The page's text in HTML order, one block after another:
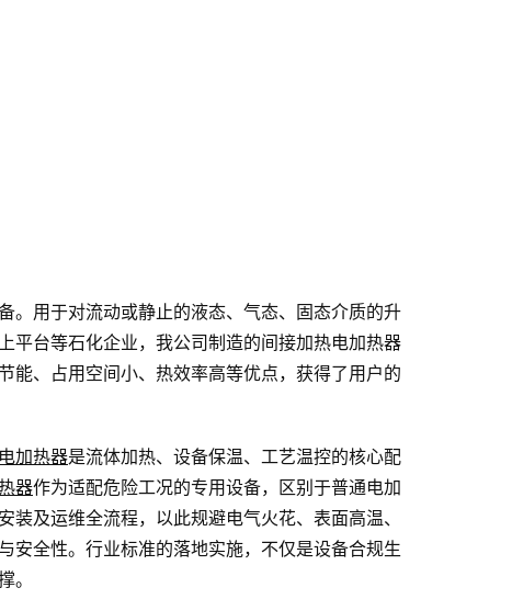
。用于对流动或静止的液态、气态、固态介质的升
平台等石化企业，我公司制造的间接加热电加热器
能、占用空间小、热效率高等优点，获得了用户的
电加热器是流体加热、设备保温、工艺温控的核心配
器作为适配危险工况的专用设备，区别于普通电加
及运维全流程，以此规避电气火花、表面高温、
安全性。行业标准的落地实施，不仅是设备合规生
。